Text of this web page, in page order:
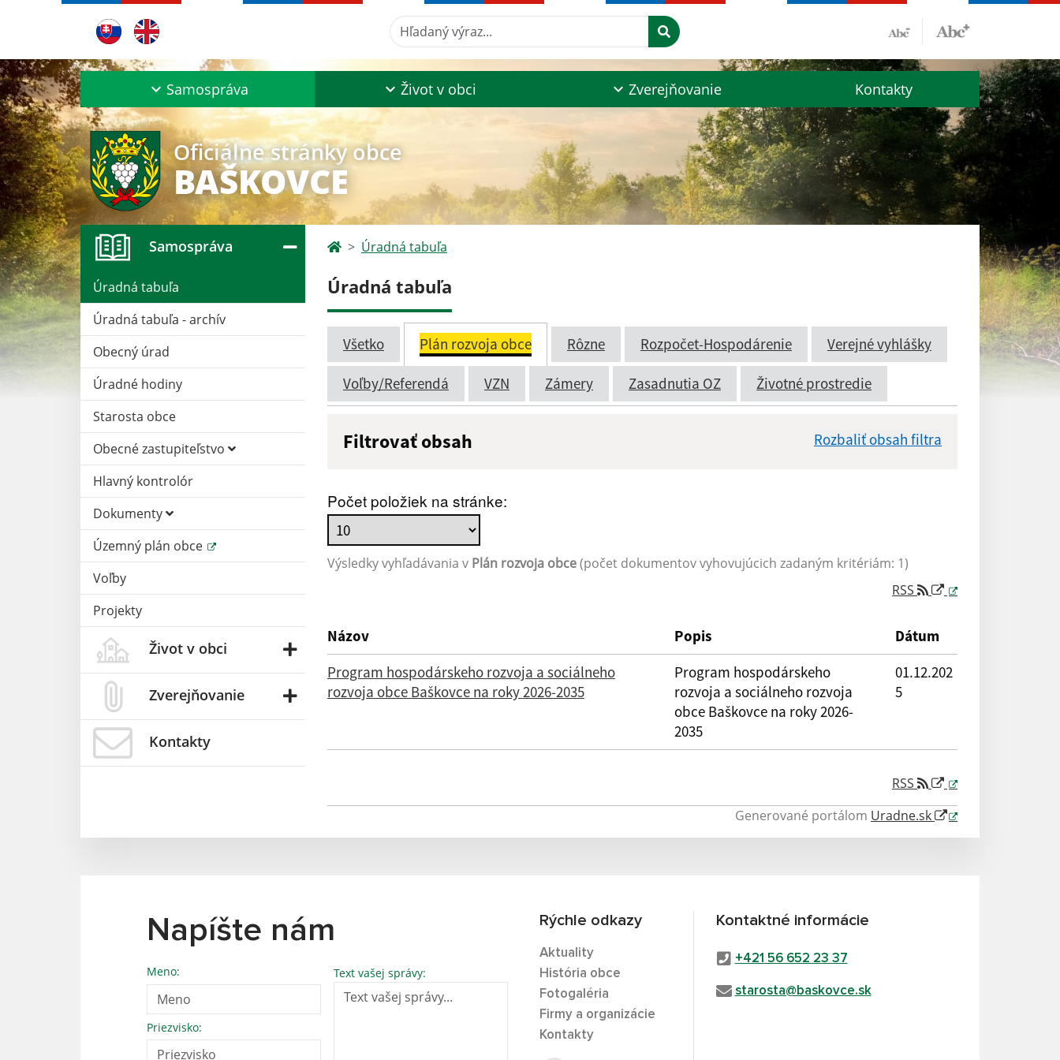
Hľadaný výraz...
Samospráva Život v obci Zverejňovanie Kontakty
Oficiálne stránky obce
BAŠKOVCE
Samospráva
Úradná tabuľa
Úradná tabuľa - archív
Obecný úrad
Úradné hodiny
Starosta obce
Obecné zastupiteľstvo
Hlavný kontrolór
Dokumenty
Územný plán obce
Voľby
Projekty
Život v obci
Zverejňovanie
Kontakty
Úradná tabuľa
Úradná tabuľa
Všetko Plán rozvoja obce Rôzne Rozpočet-Hospodárenie Verejné vyhlášky
Voľby/Referendá VZN Zámery Zasadnutia OZ Životné prostredie
Filtrovať obsah Rozbaliť obsah filtra
Dátum zverejnenia do:
Počet položiek na stránke:
Výsledky vyhľadávania v Plán rozvoja obce(počet dokumentov vyhovujúcich zadaným kritériám: 1)
RSS
Názov Popis
Dátum
Program hospodárskeho rozvoja a sociálneho
rozvoja obce Baškovce na roky 2026-2035
Program hospodárskeho
rozvoja a sociálneho rozvoja
obce Baškovce na roky 2026-
2035
01.12.202
5
RSS
Generované portálom Uradne.sk
Napíšte nám
Meno:
Priezvisko:
Text vašej správy:
Rýchle odkazy
Aktuality
História obce
Fotogaléria
Firmy a organizácie
Kontakty
Kontaktné informácie
+421 56 652 23 37
starosta@baskovce.sk